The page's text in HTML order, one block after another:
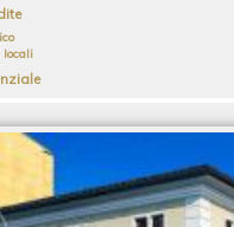
locali